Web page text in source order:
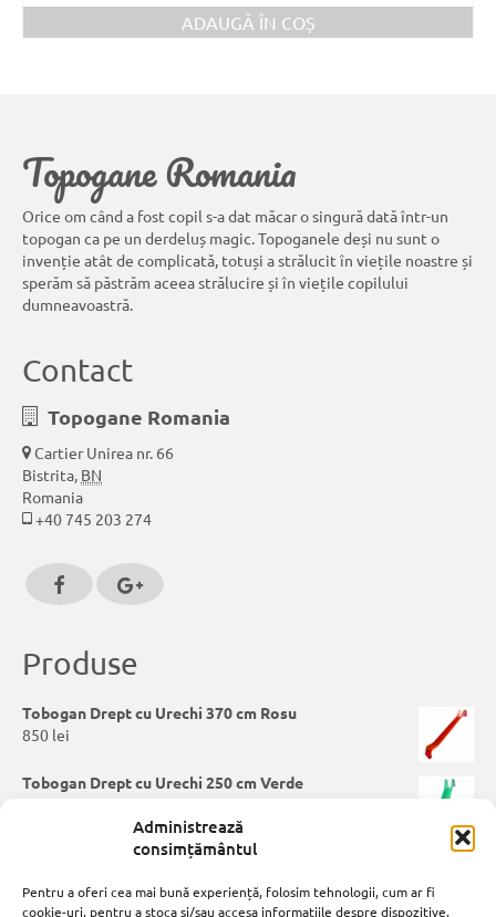
Administrează
consimțământul
Pentru a oferi cea mai bună experiență, folosim tehnologii, cum ar fi
cookie-uri, pentru a stoca și/sau accesa informațiile despre dispozitive.
ADAUGĂ ÎN COȘ
Topogane Romania
Orice om când a fost copil s-a dat măcar o singură dată într-un
topogan ca pe un derdeluș magic. Topoganele deși nu sunt o
invenție atât de complicată, totuși a strălucit în viețile noastre și
sperăm să păstrăm aceea strălucire și în viețile copilului
dumneavoastră.
Contact
Topogane Romania
Cartier Unirea nr. 66
Bistrita, BN
Romania
+40 745 203 274
Produse
Tobogan Drept cu Urechi 370 cm Rosu
850 lei
Tobogan Drept cu Urechi 250 cm Verde
Tobogan Spirala